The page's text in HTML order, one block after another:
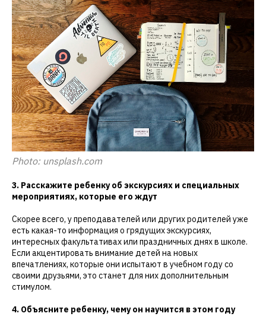
Photo: unsplash.com
3. Расскажите ребенку об экскурсиях и специальных
мероприятиях, которые его ждут
Скорее всего, у преподавателей или других родителей уже
есть какая-то информация о грядущих экскурсиях,
интересных факультативах или праздничных днях в школе.
Если акцентировать внимание детей на новых
впечатлениях, которые они испытают в учебном году со
своими друзьями, это станет для них дополнительным
стимулом.
4. Объясните ребенку, чему он научится в этом году